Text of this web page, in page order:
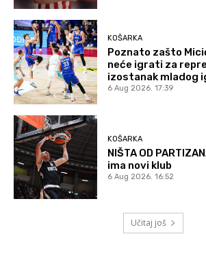
KOŠARKA
Poznato zašto
neće igrati za
izostanak mladog
6 Aug 2026. 17:39
KOŠARKA
NIŠTA OD
ima novi klub
6 Aug 2026. 16:52
Učitaj još